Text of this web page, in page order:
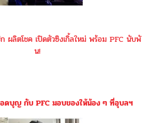
ผลิตโชค เปิดตัวซิงเกิ้ลใหม่ พร้อม PFC นับพั
น!
ดบุญ กับ PFC มอบของให้น้อง ๆ ที่อุบลฯ